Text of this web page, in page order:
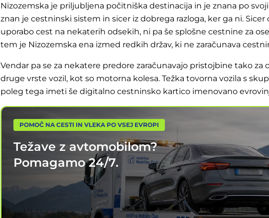
Nizozemska je priljubljena počitniška destinacija in je znana po
znan je cestninski sistem in sicer iz dobrega razloga, ker ga ni.
uporabo cest na nekaterih odsekih, ni pa še splošne cestnine za
tem je Nizozemska ena izmed redkih držav, ki ne zaračunava
Vendar pa se za nekatere predore zaračunavajo pristojbine tako za
druge vrste vozil, kot so motorna kolesa. Težka tovorna vozila s
poleg tega imeti še digitalno cestninsko kartico imenovano
POMOČ NA CESTI IN VLEKA PO VSEJ EVROPI
Težave z avtomobilom?
Pomagamo24/7.